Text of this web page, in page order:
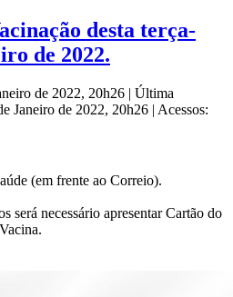
desta terça-
de 2022.
de 2022, 20h26 | Última
Janeiro de 2022, 20h26 | Acessos:
(em frente ao Correio).
será necessário apresentar Cartão do